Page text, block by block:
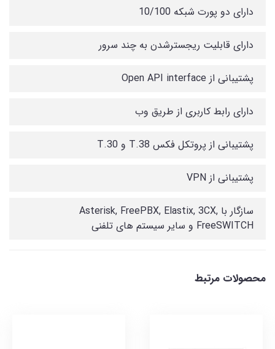
دارای دو پورت شبکه 10/100
دارای قابلیت ریجسترشدن به چند سرور
پشتیبانی از Open API interface
دارای رابط کاربری از طریق وب
پشتیبانی از پروتکل فکس T.38 و T.30
پشتیبانی از VPN
سازگار با Asterisk, FreePBX, Elastix, 3CX,
FreeSWITCH و سایر سیستم های تلفنی
محصولات مرتبط